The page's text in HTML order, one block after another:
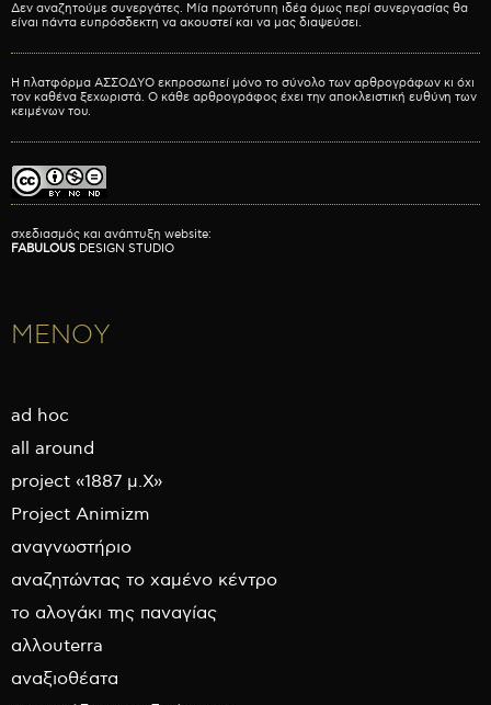
Δεν αναζητούμε συνεργάτες. Μία πρωτότυπη ιδέα όμως περί συνεργασίας θα
είναι πάντα ευπρόσδεκτη να ακουστεί και να μας διαψεύσει.
Η πλατφόρμα ΑΣΣΟΔΥΟ εκπροσωπεί μόνο το σύνολο των αρθρογράφων κι όχι
τον καθένα ξεχωριστά. Ο κάθε αρθρογράφος έχει την αποκλειστική ευθύνη των
κειμένων του.
σχεδιασμός και ανάπτυξη website:
FABULOUS DESIGN STUDIO
ΜΕΝΟΥ
ad hoc
all around
project «1887 μ.Χ»
Project Animizm
αναγνωστήριο
αναζητώντας το χαμένο κέντρο
το αλογάκι της παναγίας
αλλουterra
αναξιοθέατα